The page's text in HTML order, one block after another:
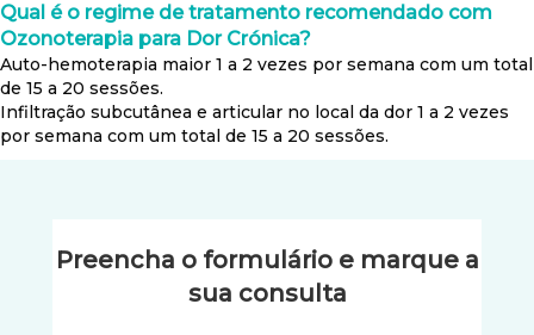
Qual é o regime de tratamento recomendado com
Ozonoterapia para Dor Crónica?
Auto-hemoterapia maior 1 a 2 vezes por semana com um total
de 15 a 20 sessões.
Infiltração subcutânea e articular no local da dor 1 a 2 vezes
por semana com um total de 15 a 20 sessões.
Preencha o formulário e marque a
sua consulta